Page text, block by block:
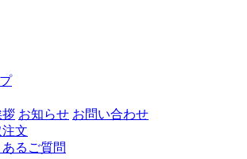
拶 お知らせ お問い合わせ
文
あるご質問